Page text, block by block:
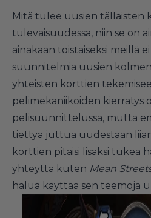
Mitä tulee uusien tällaisten
tulevaisuudessa, niin se on
ainakaan toistaiseksi meillä
suunnitelmia uusien
yhteisten korttien
pelimekaniikoiden
pelisuunnittelussa, mutta
tiettyä juttua uudestaan
korttien pitäisi lisäksi tukea
yhteyttä kuten Mean
halua käyttää sen teemoja